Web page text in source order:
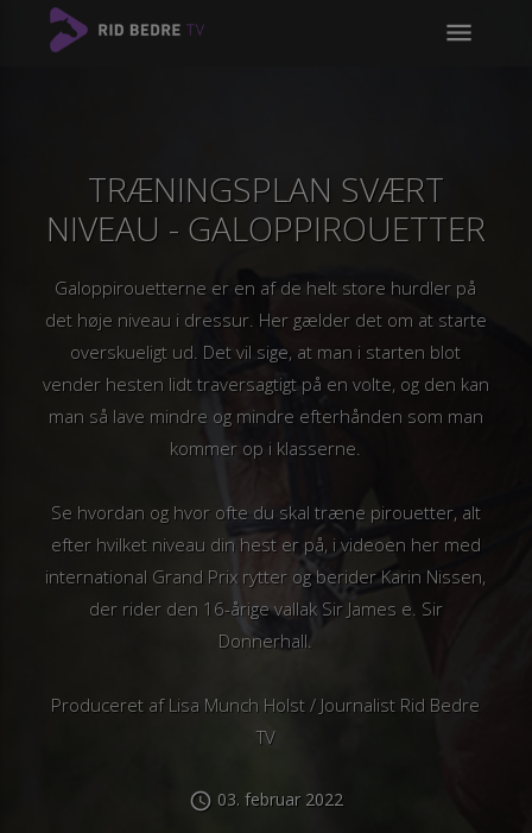
menu
TRÆNINGSPLAN SVÆRT
NIVEAU - GALOPPIROUETTER
Galoppirouetterne er en af de helt store hurdler på
det høje niveau i dressur. Her gælder det om at starte
overskueligt ud. Det vil sige, at man i starten blot
vender hesten lidt traversagtigt på en volte, og den kan
man så lave mindre og mindre efterhånden som man
kommer op i klasserne.
Se hvordan og hvor ofte du skal træne pirouetter, alt
efter hvilket niveau din hest er på, i videoen her med
international Grand Prix rytter og berider Karin Nissen,
der rider den 16-årige vallak Sir James e. Sir
Donnerhall.
Produceret af Lisa Munch Holst / Journalist Rid Bedre
TV
schedule 03. februar 2022